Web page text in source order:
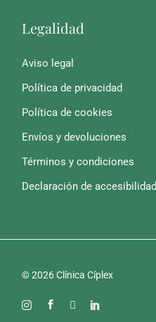
Legalidad
Aviso legal
Política de privacidad
Política de cookies
Envíos y devoluciones
Términos y condiciones
Declaración de accesibilidad
© 2026 Clínica Cíplex